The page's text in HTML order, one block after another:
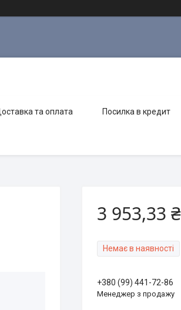
та оплата Посилка в кредит
3 953,33 ₴
Немає в наявності
+380 (99) 441-72-86
Менеджер з продажу